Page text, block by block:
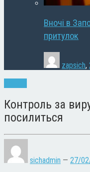
Вночі в
притулок
zapsich,
Контроль за
посилиться
sichadmin — 27/